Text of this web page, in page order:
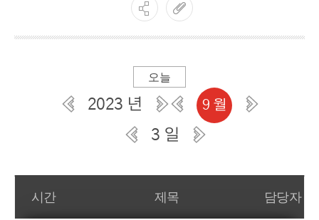
오늘
2023 년 9 월
3 일
일간 부서일정관리
시간 제목 담당자